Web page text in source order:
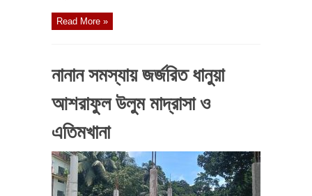
Read More »
নানান সমস্যায় জর্জরিত ধানুয়া
আশরাফুল উলুম মাদ্রাসা ও
এতিমখানা